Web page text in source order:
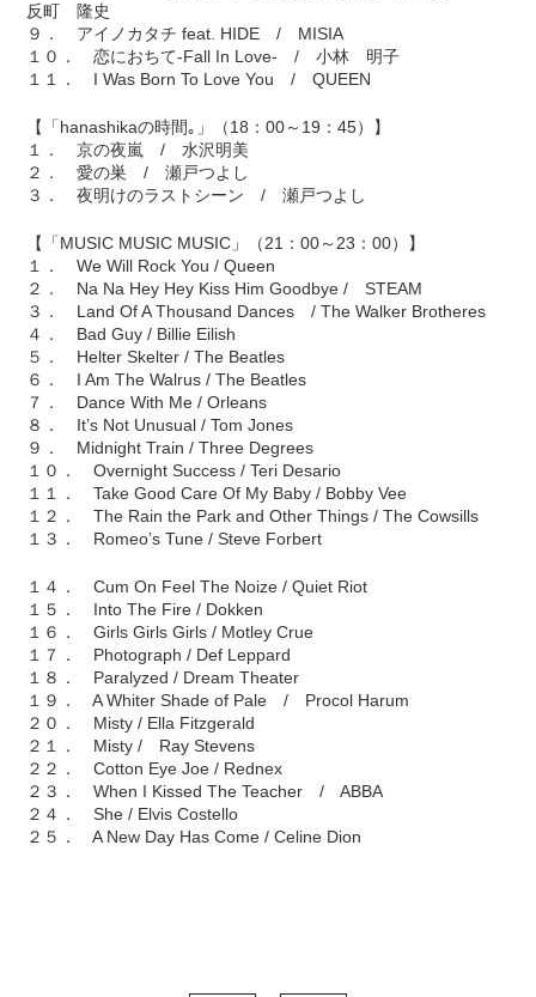
反町 隆史
９． アイノカタチ feat. HIDE / MISIA
１０． 恋におちて-Fall In Love- / 小林 明子
１１． I Was Born To Love You / QUEEN
【「hanashikaの時間｡」（18：00～19：45）】
１． 京の夜嵐 / 水沢明美
２． 愛の巣 / 瀬戸つよし
３． 夜明けのラストシーン / 瀬戸つよし
【「MUSIC MUSIC MUSIC」（21：00～23：00）】
１． We Will Rock You / Queen
２． Na Na Hey Hey Kiss Him Goodbye / STEAM
３． Land Of A Thousand Dances / The Walker Brotheres
４． Bad Guy / Billie Eilish
５． Helter Skelter / The Beatles
６． I Am The Walrus / The Beatles
７． Dance With Me / Orleans
８． It’s Not Unusual / Tom Jones
９． Midnight Train / Three Degrees
１０． Overnight Success / Teri Desario
１１． Take Good Care Of My Baby / Bobby Vee
１２． The Rain the Park and Other Things / The Cowsills
１３． Romeo’s Tune / Steve Forbert
１４． Cum On Feel The Noize / Quiet Riot
１５． Into The Fire / Dokken
１６． Girls Girls Girls / Motley Crue
１７． Photograph / Def Leppard
１８． Paralyzed / Dream Theater
１９． A Whiter Shade of Pale / Procol Harum
２０． Misty / Ella Fitzgerald
２１． Misty / Ray Stevens
２２． Cotton Eye Joe / Rednex
２３． When I Kissed The Teacher / ABBA
２４． She / Elvis Costello
２５． A New Day Has Come / Celine Dion